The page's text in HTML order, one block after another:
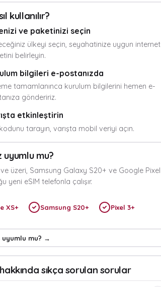
kullanılır?
ve paketinizi seçin
ülkeyi seçin, seyahatinize uygun internet
belirleyin.
bilgileri e-postanızda
tamamlanınca kurulum bilgilerini hemen e-
göndeririz.
etkinleştirin
tarayın, varışta mobil veriyi açın.
uyumlu mu?
üzeri, Samsung Galaxy S20+ ve Google Pixel
yeni eSIM telefonla çalışır.
XS+ Samsung S20+ Pixel 3+
uyumlu mu? →
sıkça sorulan sorular